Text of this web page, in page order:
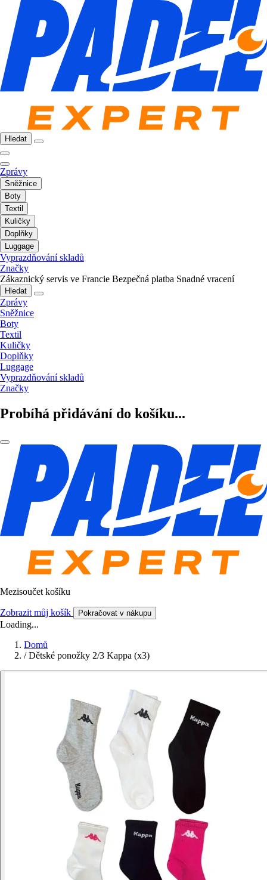
Hledat
Zprávy
Sněžnice
Boty
Textil
Kuličky
Doplňky
Luggage
Vyprazdňování skladů
Značky
Zákaznický servis ve Francie Bezpečná platba Snadné vracení
Hledat
Zprávy
Sněžnice
Boty
Textil
Kuličky
Doplňky
Luggage
Vyprazdňování skladů
Značky
Probíhá přidávání do košíku...
Mezisoučet košíku
Zobrazit můj košík Pokračovat v nákupu
Loading...
Domů
/ Dětské ponožky 2/3 Kappa (x3)